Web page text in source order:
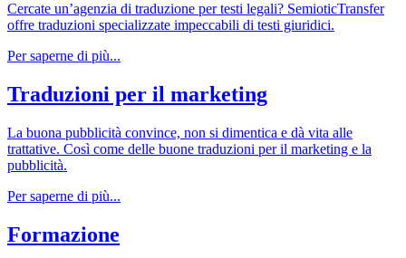
Cercate un’agenzia di traduzione per testi legali? SemioticTransfer
offre traduzioni specializzate impeccabili di testi giuridici.
Per saperne di più...
Traduzioni per il marketing
La buona pubblicità convince, non si dimentica e dà vita alle
trattative. Così come delle buone traduzioni per il marketing e la
pubblicità.
Per saperne di più...
Formazione